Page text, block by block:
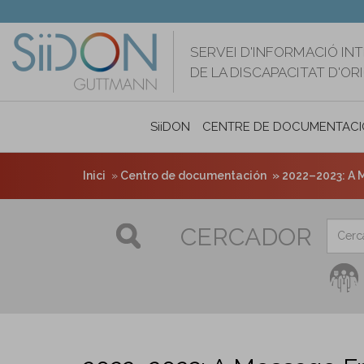
contingut
SERVEI D'INFORMACIÓ
DE LA DISCAPACITAT
SiiDON CENTRE DE
Inici Centro de documentación 2022–2023: A
CERCADOR